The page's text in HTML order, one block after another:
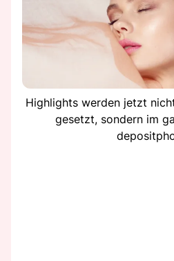
Highlights werden jetzt
gesetzt, sondern im